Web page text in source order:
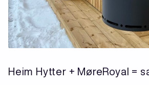
Heim Hytter + MøreRoyal =